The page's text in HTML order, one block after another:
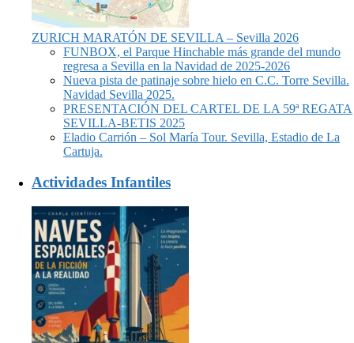
ZURICH MARATÓN DE SEVILLA – Sevilla 2026
FUNBOX, el Parque Hinchable más grande del mundo
regresa a Sevilla en la Navidad de 2025-2026
Nueva pista de patinaje sobre hielo en C.C. Torre Sevilla.
Navidad Sevilla 2025.
PRESENTACIÓN DEL CARTEL DE LA 59ª REGATA
SEVILLA-BETIS 2025
Eladio Carrión – Sol María Tour. Sevilla, Estadio de La
Cartuja.
Actividades Infantiles